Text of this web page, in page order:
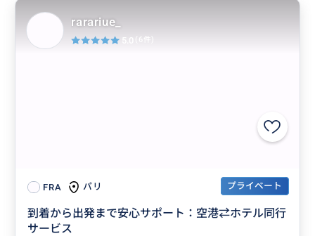
FRA パリ プライベート
到着から出発まで安心サポート：空港⇄ホテル同行
サービス
rarariue_
5.0 (6件)